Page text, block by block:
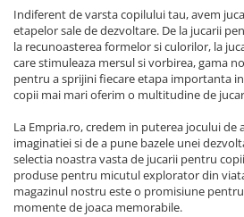
Indiferent de varsta copilului tau, avem
etapelor sale de dezvoltare. De la jucarii
la recunoasterea formelor si culorilor, la
care stimuleaza mersul si vorbirea, gama
pentru a sprijini fiecare etapa importanta
copii mai mari oferim o multitudine de
La Empria.ro, credem in puterea jocului de
imaginatiei si de a pune bazele unei
selectia noastra vasta de jucarii pentru
produse pentru micutul explorator din
magazinul nostru este o promisiune
momente de joaca memorabile.